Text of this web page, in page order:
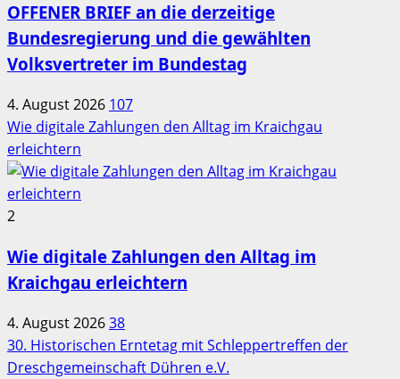
OFFENER BRIEF an die derzeitige
Bundesregierung und die gewählten
Volksvertreter im Bundestag
4. August 2026 107
Wie digitale Zahlungen den Alltag im Kraichgau
erleichtern
2
Wie digitale Zahlungen den Alltag im
Kraichgau erleichtern
4. August 202638
30. Historischen Erntetag mit Schleppertreffen der
Dreschgemeinschaft Dühren e.V.